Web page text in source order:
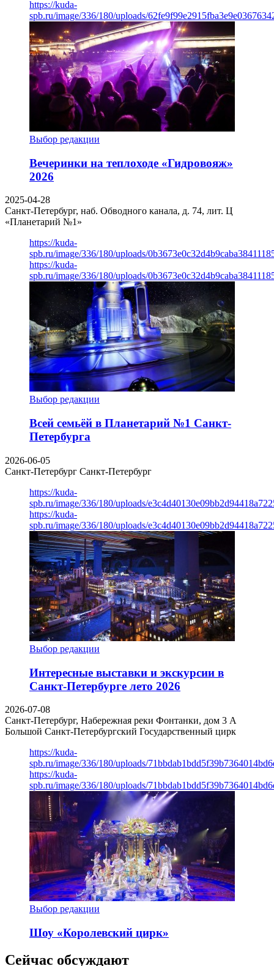
https://kuda-
spb.ru/image/336/180/uploads/
Выбор редакции
Вечеринки на теплоходе «Гидровояж»
2026
2025-04-28
Санкт-Петербург, наб. Обводного канала, д. 74, лит. Ц
«Планетарий №1»
https://kuda-
spb.ru/image/336/180/uploads/
https://kuda-
spb.ru/image/336/180/uploads/
Выбор редакции
Всей семьёй в Планетарий №1 Санкт-
Петербурга
2026-06-05
Санкт-Петербург Санкт-Петербург
https://kuda-
spb.ru/image/336/180/uploads/
https://kuda-
spb.ru/image/336/180/uploads/
Выбор редакции
Интересные выставки и экскурсии в
Санкт-Петербурге лето 2026
2026-07-08
Санкт-Петербург, Набережная реки Фонтанки, дом 3 А
Большой Санкт-Петербургский Государственный цирк
https://kuda-
spb.ru/image/336/180/uploads/
https://kuda-
spb.ru/image/336/180/uploads/
Выбор редакции
Шоу «Королевский цирк»
Сейчас обсуждают